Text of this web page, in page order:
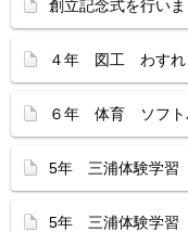
創立記念式を行い
４年 図工 わすれ
６年 体育 ソフト
5年 三浦体験学
5年 三浦体験学